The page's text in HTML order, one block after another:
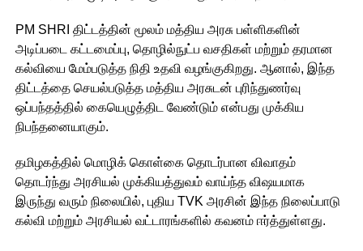
PM SHRI திட்டத்தின் மூலம் மத்திய அரசு பள்ளிகளின்
அடிப்படை கட்டமைப்பு, தொழில்நுட்ப வசதிகள் மற்றும் தரமான
கல்வியை மேம்படுத்த நிதி உதவி வழங்குகிறது. ஆனால், இந்த
திட்டத்தை செயல்படுத்த மத்திய அரசுடன் புரிந்துணர்வு
ஒப்பந்தத்தில் கையெழுத்திட வேண்டும் என்பது முக்கிய
நிபந்தனையாகும்.
தமிழகத்தில் மொழிக் கொள்கை தொடர்பான விவாதம்
தொடர்ந்து அரசியல் முக்கியத்துவம் வாய்ந்த விஷயமாக
இருந்து வரும் நிலையில், புதிய TVK அரசின் இந்த நிலைப்பாடு
கல்வி மற்றும் அரசியல் வட்டாரங்களில் கவனம் ஈர்த்துள்ளது.